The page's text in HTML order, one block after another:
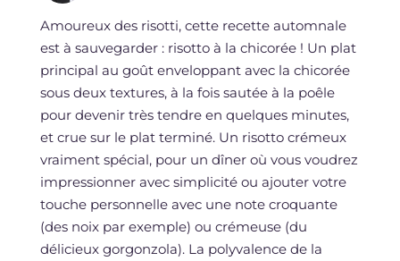
Amoureux des risotti, cette recette automnale
est à sauvegarder : risotto à la chicorée ! Un plat
principal au goût enveloppant avec la chicorée
sous deux textures, à la fois sautée à la poêle
pour devenir très tendre en quelques minutes,
et crue sur le plat terminé. Un risotto crémeux
vraiment spécial, pour un dîner où vous voudrez
impressionner avec simplicité ou ajouter votre
touche personnelle avec une note croquante
(des noix par exemple) ou crémeuse (du
délicieux gorgonzola). La polyvalence de la